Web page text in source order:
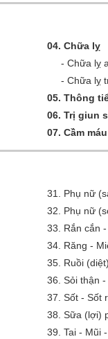
04. Chữa lỵ
- Chữa lỵ
- Chữa lỵ
05. Thông
06. Trị giun
07. Cầm máu
31. Phụ nữ
32. Phụ nữ
33. Rắn cắn
34. Răng -
35. Ruồi
36. Sỏi thận
37. Sốt - Sốt
38. Sữa (lợi)
39. Tai - Mũi